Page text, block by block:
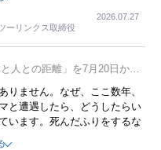
だし、若いからできたことで
青森に行ったと聞くと、疲れ
ーリンクス取締役
2026.07.27
人との距離」を7月20日から
りません。なぜ、ここ数年、
と遭遇したら、どうしたらい
います。死んだふりをするな